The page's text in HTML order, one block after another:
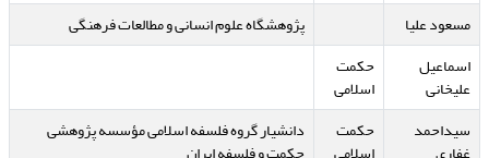
مسعود علیا
پژوهشگاه علوم انسانی و مطالعات فرهنگی
اسماعیل
علیخانی
حکمت
اسلامی
سیداحمد
حکمت دانشیار گروه فلسفه اسلامی مؤسسه پژوهشی